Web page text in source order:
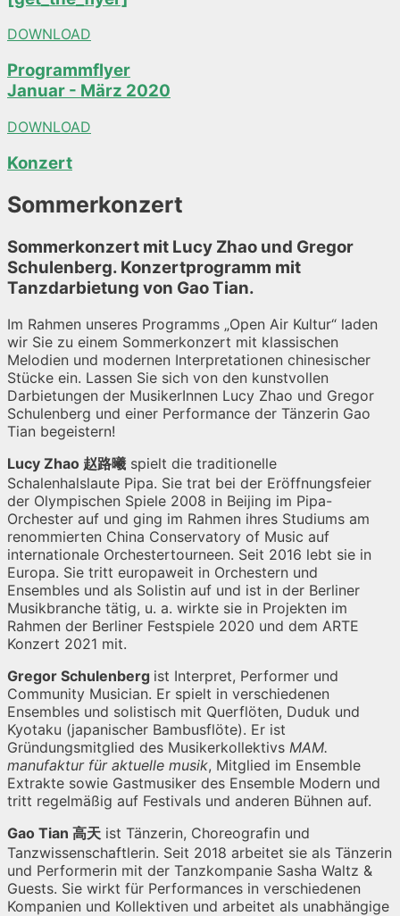
DOWNLOAD
Programmflyer
Januar - März 2020
DOWNLOAD
Konzert
Sommerkonzert
Sommerkonzert mit Lucy Zhao und Gregor
Schulenberg. Konzertprogramm mit
Tanzdarbietung von Gao Tian.
Im Rahmen unseres Programms „Open Air Kultur“ laden
wir Sie zu einem Sommerkonzert mit klassischen
Melodien und modernen Interpretationen chinesischer
Stücke ein. Lassen Sie sich von den kunstvollen
Darbietungen der MusikerInnen Lucy Zhao und Gregor
Schulenberg und einer Performance der Tänzerin Gao
Tian begeistern!
Lucy Zhao 赵路曦 spielt die traditionelle
Schalenhalslaute Pipa. Sie trat bei der Eröffnungsfeier
der Olympischen Spiele 2008 in Beijing im Pipa-
Orchester auf und ging im Rahmen ihres Studiums am
renommierten China Conservatory of Music auf
internationale Orchestertourneen. Seit 2016 lebt sie in
Europa. Sie tritt europaweit in Orchestern und
Ensembles und als Solistin auf und ist in der Berliner
Musikbranche tätig, u. a. wirkte sie in Projekten im
Rahmen der Berliner Festspiele 2020 und dem ARTE
Konzert 2021 mit.
Gregor Schulenberg ist Interpret, Performer und
Community Musician. Er spielt in verschiedenen
Ensembles und solistisch mit Querflöten, Duduk und
Kyotaku (japanischer Bambusflöte). Er ist
Gründungsmitglied des Musikerkollektivs MAM.
manufaktur für aktuelle musik, Mitglied im Ensemble
Extrakte sowie Gastmusiker des Ensemble Modern und
tritt regelmäßig auf Festivals und anderen Bühnen auf.
Gao Tian 高天 ist Tänzerin, Choreografin und
Tanzwissenschaftlerin. Seit 2018 arbeitet sie als Tänzerin
und Performerin mit der Tanzkompanie Sasha Waltz &
Guests. Sie wirkt für Performances in verschiedenen
Kompanien und Kollektiven und arbeitet als unabhängige